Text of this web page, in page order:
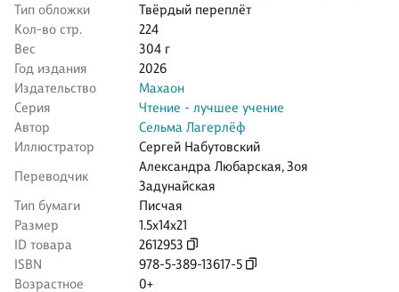
Тип обложки
Твёрдый переплёт
Кол-во стр.
224
Вес
304 г
Год издания
2026
Издательство
Махаон
Серия
Чтение - лучшее учение
Автор
Сельма Лагерлёф
Иллюстратор
Сергей Набутовский
Переводчик
Александра Любарская,Зоя
Задунайская
Тип бумаги
Писчая
Размер
1.5x14x21
ID товара
2612953
ISBN
978-5-389-13617-5
Возрастное
0+